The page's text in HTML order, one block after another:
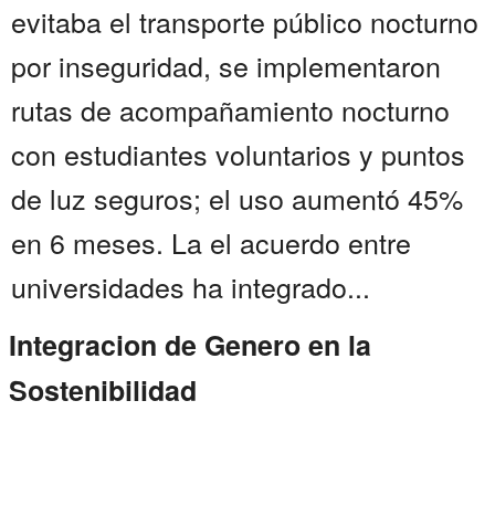
evitaba el transporte público nocturno
por inseguridad, se implementaron
rutas de acompañamiento nocturno
con estudiantes voluntarios y puntos
de luz seguros; el uso aumentó 45%
en 6 meses. La el acuerdo entre
universidades ha integrado...
Integracion de Genero en la
Sostenibilidad